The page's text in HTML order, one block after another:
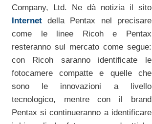
Company, Ltd. Ne dà notizia il sito
Internetdella Pentax nel precisare
come le linee Ricoh e Pentax
resteranno sul mercato come segue:
con Ricoh saranno identificate le
fotocamere compatte e quelle che
sono le innovazioni a livello
tecnologico, mentre con il brand
Pentax si continueranno a identificare